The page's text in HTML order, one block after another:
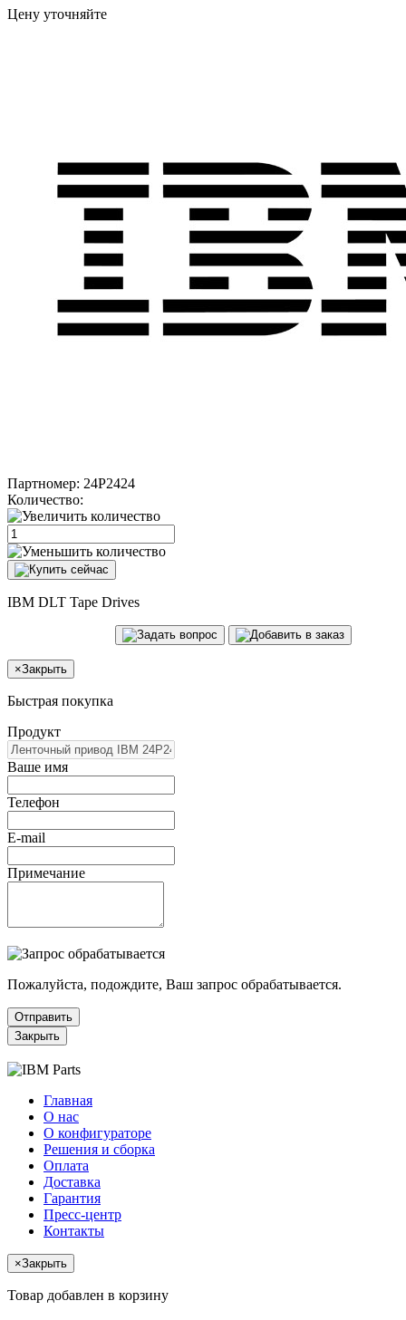
Цену уточняйте
Партномер: 24P2424
Количество:
IBM DLT Tape Drives
×Закрыть
Быстрая покупка
Продукт
Ваше имя
Телефон
E-mail
Примечание
Пожалуйста, подождите, Ваш запрос обрабатывается.
Отправить
Закрыть
Главная
О нас
О конфигураторе
Решения и сборка
Оплата
Доставка
Гарантия
Пресс-центр
Контакты
×Закрыть
Товар добавлен в корзину